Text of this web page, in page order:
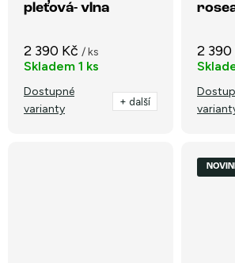
pleťová- vlna
2 390 Kč / ks
Skladem 1 ks
Dostupné
varianty
+ další
2 390